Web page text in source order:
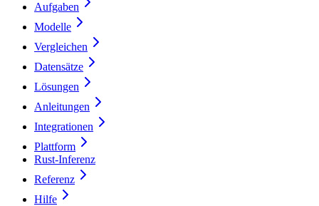
Aufgaben
Modelle
Vergleichen
Datensätze
Lösungen
Anleitungen
Integrationen
Plattform
Rust-Inferenz
Referenz
Hilfe